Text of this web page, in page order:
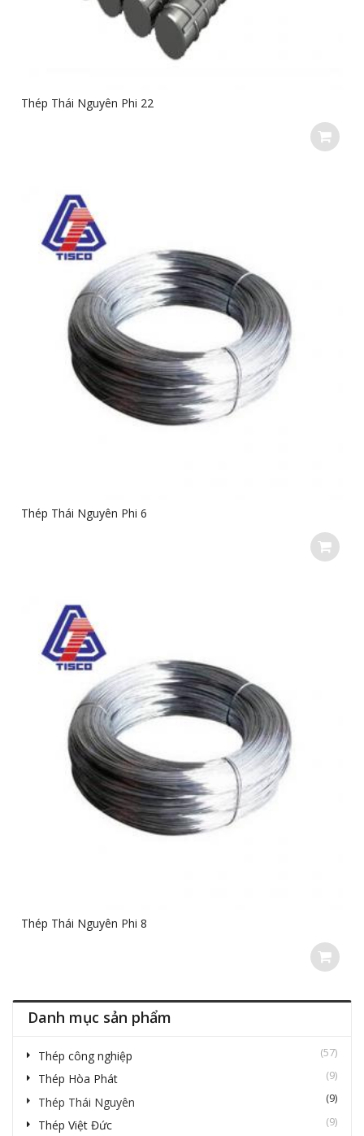
Thép Thái Nguyên Phi 22
Thép Thái Nguyên Phi 6
Thép Thái Nguyên Phi 8
Danh mục sản phẩm
Thép công nghiệp (57)
Thép Hòa Phát (9)
Thép Thái Nguyên (9)
Thép Việt Đức (9)